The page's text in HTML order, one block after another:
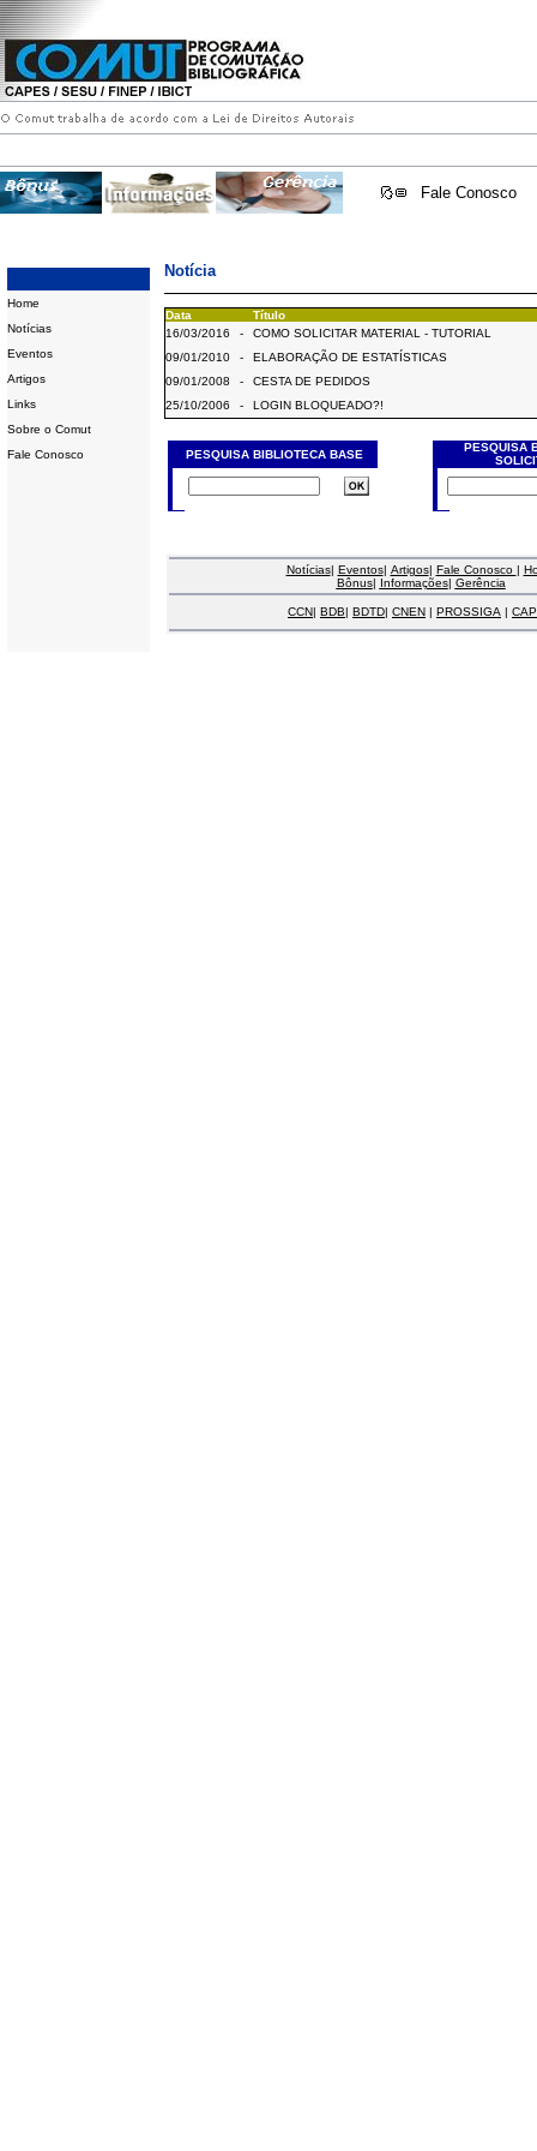
Fale Conosco
Home
Notícias
Eventos
Artigos
Links
Sobre o Comut
Fale Conosco
Notícia
Data
Título
16/03/2016
-
COMO SOLICITAR MATERIAL - TUTORIAL
09/01/2010
-
ELABORAÇÃO DE ESTATÍSTICAS
09/01/2008
-
CESTA DE PEDIDOS
25/10/2006
- LOGIN BLOQUEADO?!
PESQUISA BIBLIOTECA BASE
PESQUISA
Notícias| Eventos| Artigos| Fale Conosco |
Bônus| Informações| Gerência
CCN| BDB| BDTD| CNEN | PROSSIGA |